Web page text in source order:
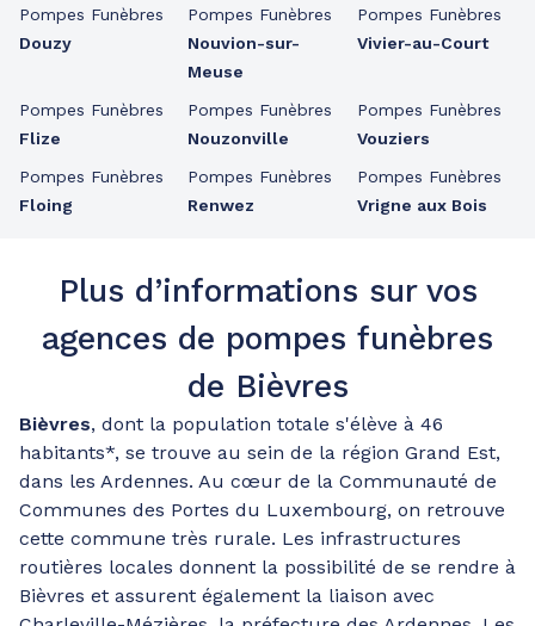
Pompes Funèbres
Douzy
Pompes Funèbres
Flize
Pompes Funèbres
Floing
Pompes Funèbres
Nouvion-sur-
Meuse
Pompes Funèbres
Nouzonville
Pompes Funèbres
Renwez
Pompes Funèbres
Vivier-au-Court
Pompes Funèbres
Vouziers
Pompes Funèbres
Vrigne aux Bois
Plus d’informations sur vos
agences de pompes funèbres
de Bièvres
Bièvres, dont la population totale s'élève à 46
habitants*, se trouve au sein de la région Grand Est,
dans les Ardennes. Au cœur de la Communauté de
Communes des Portes du Luxembourg, on retrouve
cette commune très rurale. Les infrastructures
routières locales donnent la possibilité de se rendre à
Bièvres et assurent également la liaison avec